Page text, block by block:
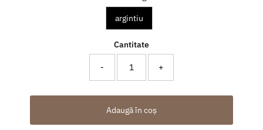
argintiu
Cantitate
- +
Adaugă în coș